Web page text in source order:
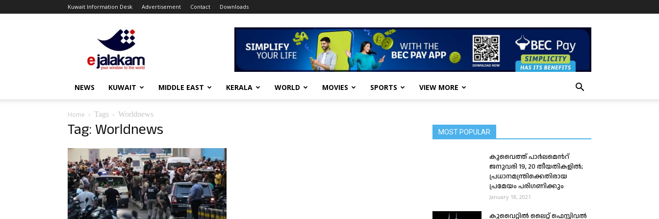
Kuwait Information Desk Advertisement Contact Downloads
ejalakam
NEWS KUWAIT MIDDLE EAST KERALA WORLD MOVIES SPORTS VIEW MORE
Home Tags Worldnews
Tag: Worldnews MOST POPULAR
കുവൈത്ത് പാർലമെൻറ്
ജനുവരി 19, 20 തീയതികളിൽ;
പ്രധാനമന്ത്രിക്കെതിരായ
പ്രമേയം പരിഗണിക്കും
January 18, 2021
കുവൈറ്റിൽ ലൈറ്റ് ഫെസ്റ്റിവൽ